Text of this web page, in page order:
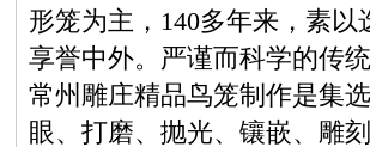
形笼为主，140多年来，素
享誉中外。严谨而科学的传
常州雕庄精品鸟笼制作是集
眼、打磨、抛光、镶嵌、雕